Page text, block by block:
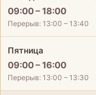
09:00 – 18:00
Перерыв: 13:00 – 13:40
Пятница
09:00 – 16:00
Перерыв: 13:00 – 13:30